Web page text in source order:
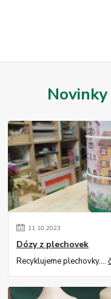
11.10.2023
Dózy z plechovek
Recyklujeme plechovky....